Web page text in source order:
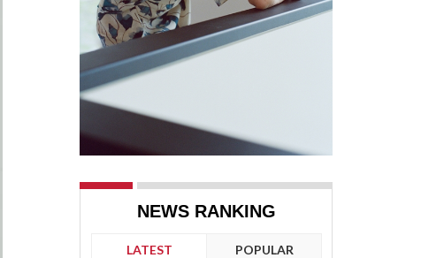
NEWS RANKING
LATEST POPULAR